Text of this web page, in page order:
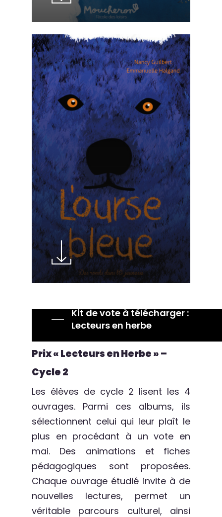
Kit de vote à télécharger :
Lecteurs en herbe
Prix « Lecteurs en Herbe » –
Cycle 2
Les élèves de cycle 2 lisent les 4
ouvrages. Parmi ces albums, ils
sélectionnent celui qui leur plaît le
plus en procédant à un vote en
mai. Des animations et fiches
pédagogiques sont proposées.
Chaque ouvrage étudié invite à de
nouvelles lectures, permet un
véritable parcours culturel, ainsi